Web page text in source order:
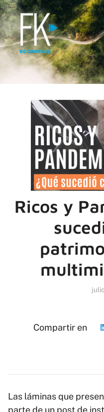
Ricos y
Compartir en
Las láminas que
parte de un post de